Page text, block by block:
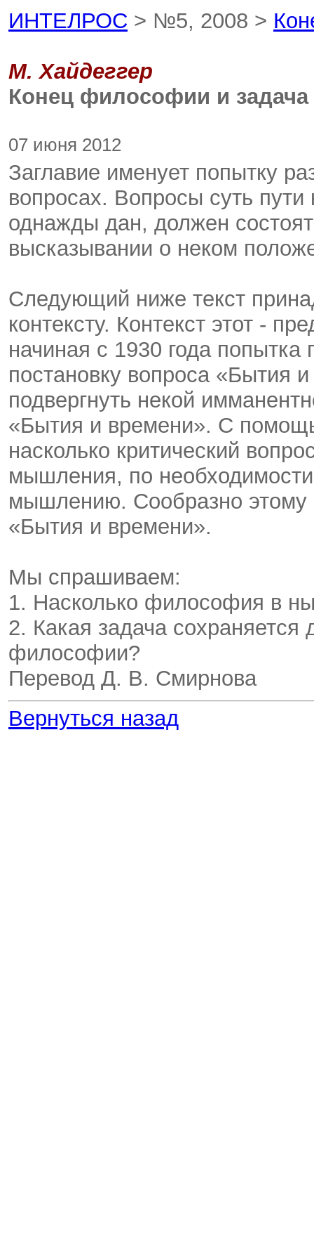
ИНТЕЛРОС > №5, 2008 >
М. Хайдеггер
Конец философии и
07 июня 2012
Заглавие именует попытку
вопросах. Вопросы суть пути
однажды дан, должен
высказывании о неком
Следующий ниже текст
контексту. Контекст этот -
начиная с 1930 года
постановку вопроса «Бытия
подвергнуть некой
«Бытия и времени». С
насколько критический
мышления, по
мышлению. Сообразно этому
«Бытия и времени».
Мы спрашиваем:
1. Насколько философия в
2. Какая задача
философии?
Перевод Д. В. Смирнова
Вернуться назад